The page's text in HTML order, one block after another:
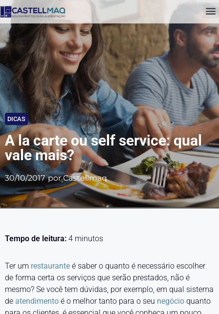
DICAS
A la carte ou self service: qual
vale mais?
30/10/2017 porCastellmaq
Tempo de leitura: 4 minutos
Ter um restaurante é saber o quanto é necessário escolher
de forma certa os serviços que serão prestados, não é
mesmo? Se você tem dúvidas, por exemplo, em qual sistema
de atendimento é o melhor tanto para o seu negócio quanto